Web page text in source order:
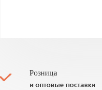
Розница
и оптовые поставки